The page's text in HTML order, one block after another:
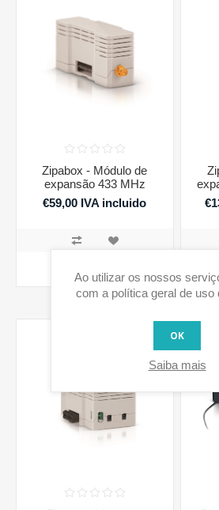
Zipabox - Módulo de
expansão 433 MHz
€59,00 IVA incluido
Ao utilizar os nossos
com a política geral de uso
OK
Saiba mais